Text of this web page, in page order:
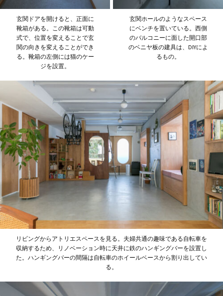
玄関ドアを開けると、正面に
靴箱がある。この靴箱は可動
式で、位置を変えることで玄
関の向きを変えることができ
る。靴箱の左側には猫のケー
ジを設置。
玄関ホールのようなスペース
にベンチを置いている。西側
のバルコニーに面した開口部
のベニヤ板の建具は、DIYによ
るもの。
リビングからアトリエスペースを見る。夫婦共通の趣味である自転車を
収納するため、リノベーション時に天井に鉄のハンギングバーを設置し
た。ハンギングバーの間隔は自転車のホイールベースから割り出してい
る。